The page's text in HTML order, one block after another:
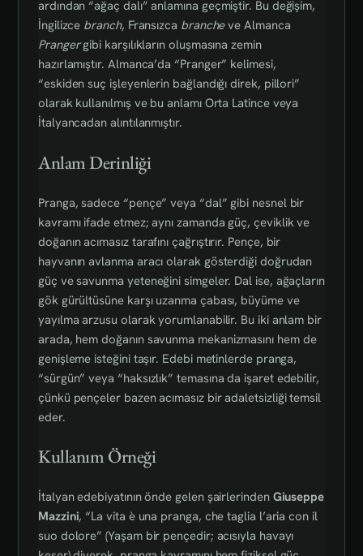
ardından “ağaç dalı” anlamına geçmiştir. Bu değişim,
İngilizce branch, Fransızca brancheve Almanca
Prangergibi karşılıkların oluşmasına zemin
hazırlamıştır. Almanca’da “Pranger” kelimesi,
“eskiden suç işleyenlerin bağlandığı direk, pillori”
olarak kullanılmış ve bu anlamı Orta Latince veya
İtalyancadan alıntılanmıştır.
Anlam Derinliği
Pranga, sadece “pençe” veya “dal” gibi nesnel bir
kavramı ifade etmez; aynı zamanda güç, çeviklik ve
doğanın acımasız tarafını çağrıştırır. Pençe, bir
hayvanın avlanma aracı olarak gösterdiği doğrudan
güç ve savunma yeteneğini simgeler. Dal ise, ağaçların
gök gürültüsüne karşı uzanma çabası, büyüme ve
yayılma arzusu olarak yorumlanabilir. Bu iki anlam bir
arada, hem doğanın savunma mekanizmasını hem de
genişleme isteğini taşır. Edebi metinlerde pranga,
“sürgün” veya “haksızlık” temasına da işaret edebilir,
çünkü pençeler bazen acımasız bir adaletsizliği temsil
eder.
Kullanım Örneği
İtalyan edebiyatının önde gelen şairlerinden Giuseppe
Mazzini, “La vita è una pranga, che taglia l’aria con il
suo dolore” (Yaşam bir pençedir; acısıyla havayı